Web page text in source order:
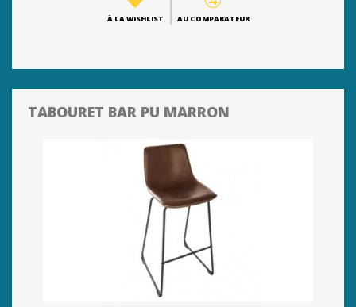
À LA WISHLIST AU COMPARATEUR
TABOURET BAR PU MARRON